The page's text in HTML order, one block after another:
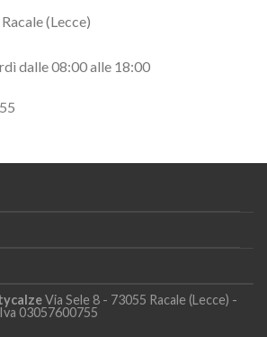
(Lecce)
dalle 08:00 alle 18:00
Via Sele 8 - 73055 Racale (Lecce) -
03057600755